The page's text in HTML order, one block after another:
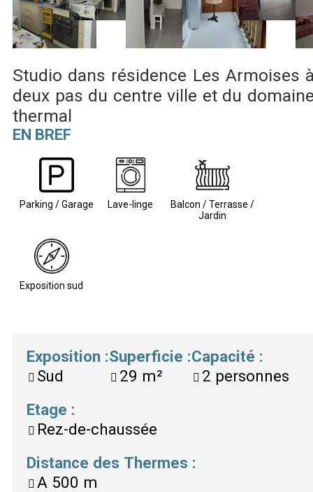
Studio dans résidence Les Armoises
deux pas du centre ville et du
thermal
EN BREF
Parking / Garage Lave-linge
Balcon / Terrasse /
Jardin
Exposition sud
Exposition :
Sud
Superficie :
29 m²
Capacité :
2 personnes
Etage :
Rez-de-chaussée
Distance des Thermes :
A 500 m